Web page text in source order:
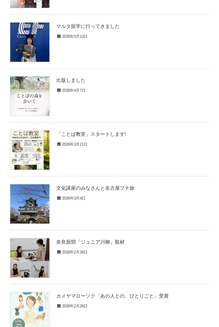
マルタ留学に行ってきました
2026年5月13日
出版しました
2026年4月7日
「ことば教室」スタートします!
2026年3月21日
文化講座のみなさんと名古屋プチ旅
2026年3月4日
奈良新聞「ジュニア川柳」取材
2026年2月26日
カメヤマローソク「あの人との、ひとりごと」受賞
2026年2月26日